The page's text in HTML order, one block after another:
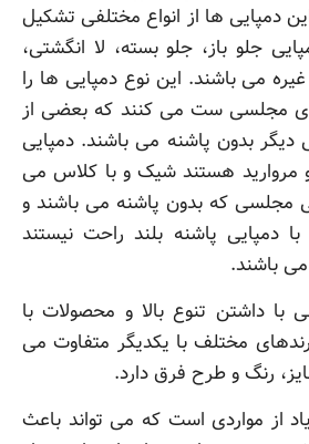
دمپایی ها از انواع مختلفی تشکیل
جلو باز، جلو بسته، لا انگشتی،
می باشند. این نوع دمپایی ها را
های مجلسی ست می کنند که بعضی از
دیگر بدون پاشنه می باشند. دمپایی
مروارید هستند شیک و با کلاس می
مجلسی که بدون پاشنه می باشند و
دمپایی پاشنه بلند راحت نیستند
باشند.
داشتن تنوع بالا و محصولات با
مختلف با یکدیگر متفاوت می
رنگ و طرح فرق دارد.
از مواردی است که می تواند باعث